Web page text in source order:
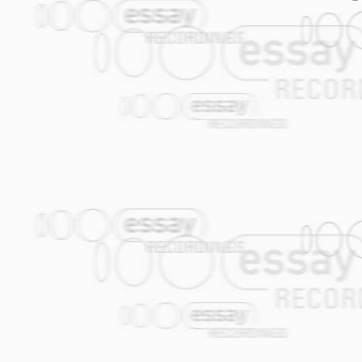
Vanja Kevrešan besitzt ein feines
Aufnahme für den Song „Zajdi, zajdi“
half mir auch, die Arrangements
unsere Aufnahmen natürlich optimal
tatsächlich an Perfektion. Ich
„A New One“ sicherlich auch auf den
auf der Höhe der Zeit.
zu werden: immer auf dem Punkt und
„niške devojke“ bewundert werden.
VRTI,VRTI KOLO
Vrti, vrti kolo k'm to mene
A bajća će a bajća će k'm to tebe
A bajća će k'm to tebe
Bajća će ti, bajća ce ti kupi nesto
Svilen z'b'n i šamiću
Bajća će ti, bajća će ti dade srce